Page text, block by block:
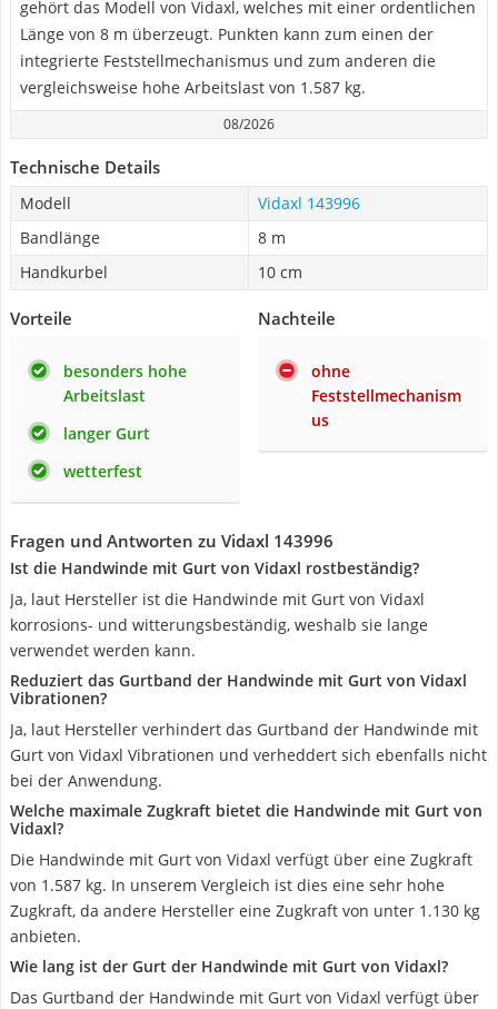
gehört das Modell von Vidaxl, welches mit einer ordentlichen
Länge von 8 m überzeugt. Punkten kann zum einen der
integrierte Feststellmechanismus und zum anderen die
vergleichsweise hohe Arbeitslast von 1.587 kg.
08/2026
Technische Details
Modell
Vidaxl 143996
Bandlänge
8 m
Handkurbel
10 cm
Vorteile
besonders hohe
Arbeitslast
langer Gurt
wetterfest
Nachteile
ohne
Feststellmechanism
us
Fragen und Antworten zu Vidaxl 143996
Ist die Handwinde mit Gurt von Vidaxl rostbeständig?
Ja, laut Hersteller ist die Handwinde mit Gurt von Vidaxl
korrosions- und witterungsbeständig, weshalb sie lange
verwendet werden kann.
Reduziert das Gurtband der Handwinde mit Gurt von Vidaxl
Vibrationen?
Ja, laut Hersteller verhindert das Gurtband der Handwinde mit
Gurt von Vidaxl Vibrationen und verheddert sich ebenfalls nicht
bei der Anwendung.
Welche maximale Zugkraft bietet die Handwinde mit Gurt von
Vidaxl?
Die Handwinde mit Gurt von Vidaxl verfügt über eine Zugkraft
von 1.587 kg. In unserem Vergleich ist dies eine sehr hohe
Zugkraft, da andere Hersteller eine Zugkraft von unter 1.130 kg
anbieten.
Wie lang ist der Gurt der Handwinde mit Gurt von Vidaxl?
Das Gurtband der Handwinde mit Gurt von Vidaxl verfügt über